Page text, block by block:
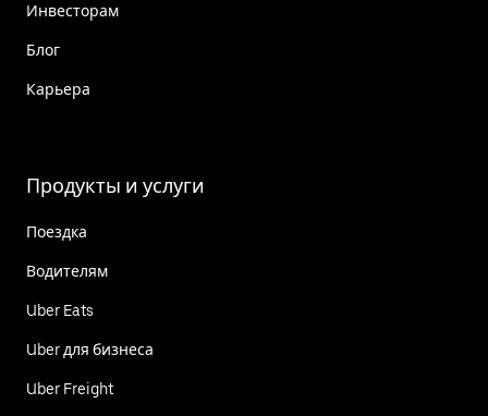
Инвесторам
Блог
Карьера
Продукты и услуги
Поездка
Водителям
Uber Eats
Uber для бизнеса
Uber Freight